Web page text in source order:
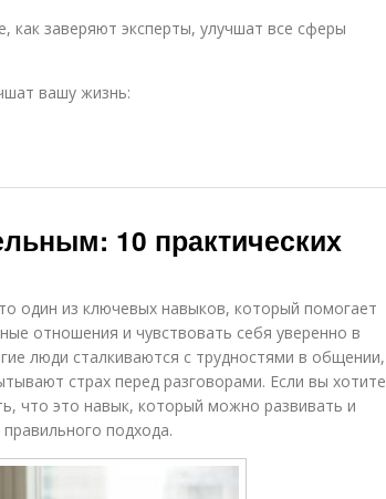
как заверяют эксперты, улучшат все сферы
вашу жизнь:
10 практических
один из ключевых навыков, который помогает
отношения и чувствовать себя уверенно в
люди сталкиваются с трудностями в общении,
страх перед разговорами. Если вы хотите
что это навык, который можно развивать и
подхода.